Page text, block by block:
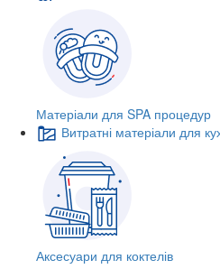
Матеріали для SPA процедур
Витратні матеріали для
Аксесуари для коктелів